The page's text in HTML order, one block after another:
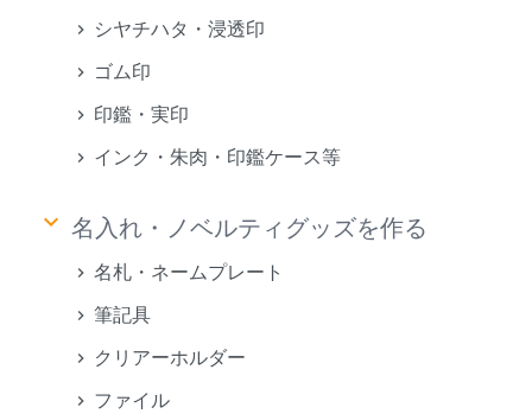
シヤチハタ・浸透印
ゴム印
印鑑・実印
インク・朱肉・印鑑ケース等
keyboard_arrow_down 名入れ・ノベルティグッズを作る
名札・ネームプレート
筆記具
クリアーホルダー
ファイル